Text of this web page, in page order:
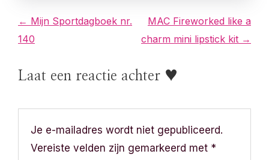
B
e
r
← Mijn Sportdagboek nr.
140
MAC Fireworked like a
charm mini lipstick kit →
Laat een reactie achter ♥
Je e-mailadres wordt niet gepubliceerd.
Vereiste velden zijn gemarkeerd met *